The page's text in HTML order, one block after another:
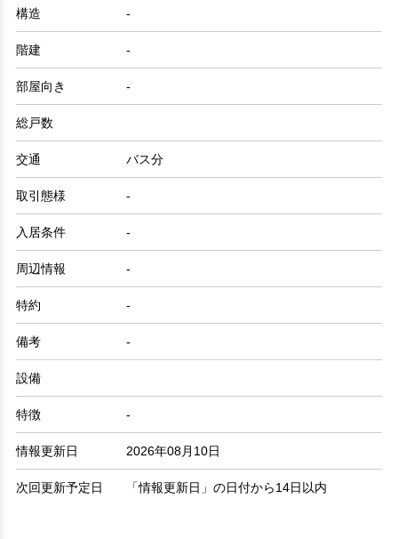
構造 -
階建 -
部屋向き -
総戸数
交通 バス分
取引態様 -
入居条件 -
周辺情報 -
特約 -
備考 -
設備
特徴 -
情報更新日 2026年08月10日
次回更新予定日 「情報更新日」の日付から14日以内